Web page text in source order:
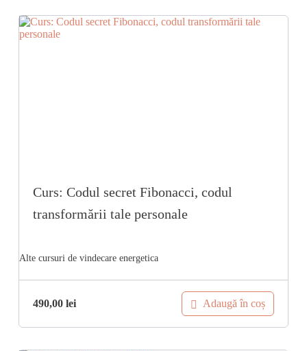
Curs: Codul secret Fibonacci, codul
transformării tale personale
490,00 lei Adaugă în coș